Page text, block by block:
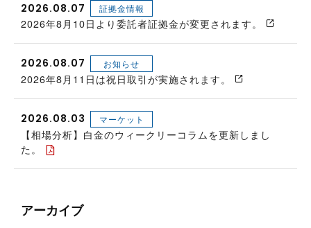
2026.08.07 証拠金情報
2026年8月10日より委託者証拠金が変更されます。
2026.08.07 お知らせ
2026年8月11日は祝日取引が実施されます。
2026.08.03 マーケット
【相場分析】白金のウィークリーコラムを更新しまし
た。
アーカイブ